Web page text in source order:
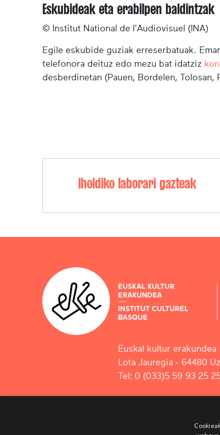
Eskubideak eta erabilpen baldintzak
© Institut National de l'Audiovisuel (INA)
Egile eskubide guziak erreserbatuak.
telefonora deituz edo mezu bat idatziz
desberdinetan (Pauen, Bordelen, Tolosan,
Iholdiko laborari gazteak
Euskal kultur erakundea
Lota Jauregia - 64480
Tel: 0 (033)5 59 93 25